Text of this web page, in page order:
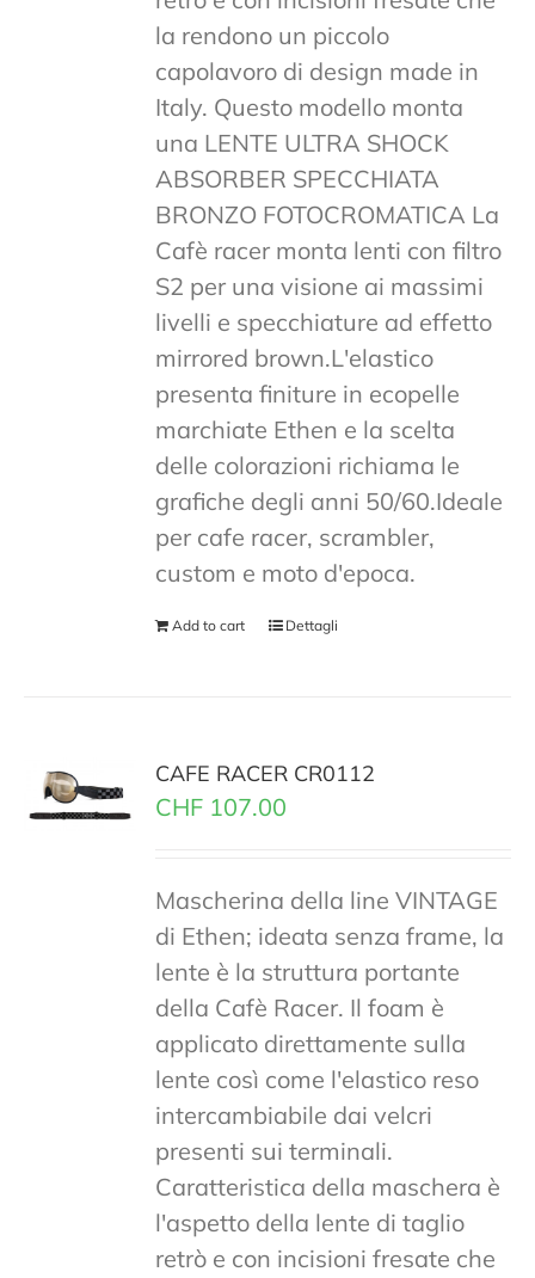
la rendono un piccolo
capolavoro di design made in
Italy. Questo modello monta
una LENTE ULTRA SHOCK
ABSORBER SPECCHIATA
BRONZO FOTOCROMATICA La
Cafè racer monta lenti con filtro
S2 per una visione ai massimi
livelli e specchiature ad effetto
mirrored brown.L'elastico
presenta finiture in ecopelle
marchiate Ethen e la scelta
delle colorazioni richiama le
grafiche degli anni 50/60.Ideale
per cafe racer, scrambler,
custom e moto d'epoca.
Add to cart Dettagli
CAFE RACER CR0112
CHF 107.00
Mascherina della line VINTAGE
di Ethen; ideata senza frame, la
lente è la struttura portante
della Cafè Racer. Il foam è
applicato direttamente sulla
lente così come l'elastico reso
intercambiabile dai velcri
presenti sui terminali.
Caratteristica della maschera è
l'aspetto della lente di taglio
retrò e con incisioni fresate che